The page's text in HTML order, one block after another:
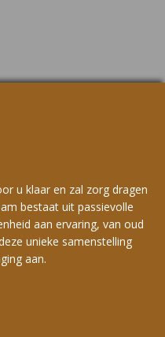
u klaar en zal zorg dragen
bestaat uit passievolle
aan ervaring, van oud
unieke samenstelling
aan.